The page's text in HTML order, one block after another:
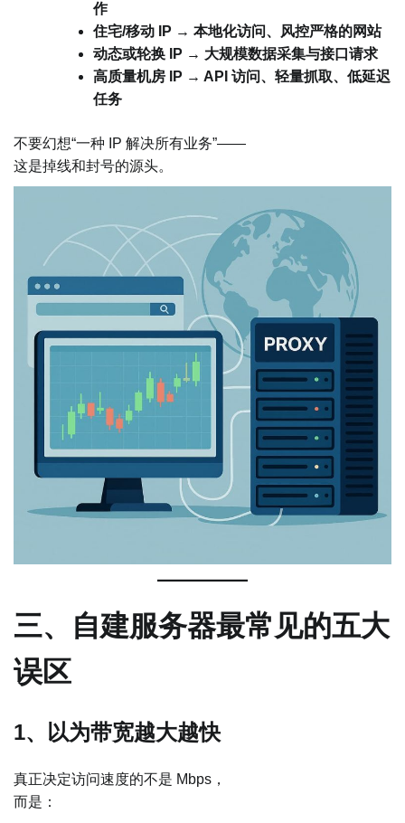
作
住宅/移动 IP → 本地化访问、风控严格的网站
动态或轮换 IP → 大规模数据采集与接口请求
高质量机房 IP → API 访问、轻量抓取、低延迟
任务
不要幻想“一种 IP 解决所有业务”——
这是掉线和封号的源头。
三、自建服务器最常见的五大
误区
1、以为带宽越大越快
真正决定访问速度的不是 Mbps，
而是：